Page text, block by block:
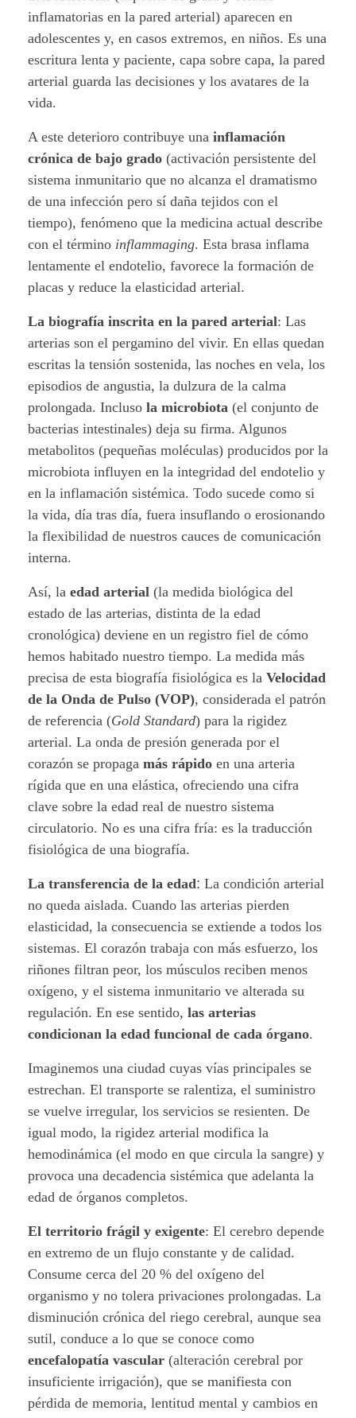
e
r
i
a
s
inflamatorias en la pared arterial) aparecen en
adolescentes y, en casos extremos, en niños. Es una
escritura lenta y paciente, capa sobre capa, la pared
arterial guarda las decisiones y los avatares de la
vida.
A este deterioro contribuye una inflamación
crónica de bajo grado (activación persistente del
sistema inmunitario que no alcanza el dramatismo
de una infección pero sí daña tejidos con el
tiempo), fenómeno que la medicina actual describe
con el término inflammaging. Esta brasa inflama
lentamente el endotelio, favorece la formación de
placas y reduce la elasticidad arterial.
La biografía inscrita en la pared arterial: Las
arterias son el pergamino del vivir. En ellas quedan
escritas la tensión sostenida, las noches en vela, los
episodios de angustia, la dulzura de la calma
prolongada. Incluso la microbiota (el conjunto de
bacterias intestinales) deja su firma. Algunos
metabolitos (pequeñas moléculas) producidos por la
microbiota influyen en la integridad del endotelio y
en la inflamación sistémica. Todo sucede como si
la vida, día tras día, fuera insuflando o erosionando
la flexibilidad de nuestros cauces de comunicación
interna.
Así, la edad arterial (la medida biológica del
estado de las arterias, distinta de la edad
cronológica) deviene en un registro fiel de cómo
hemos habitado nuestro tiempo. La medida más
precisa de esta biografía fisiológica es la Velocidad
de la Onda de Pulso (VOP), considerada el patrón
de referencia (Gold Standard) para la rigidez
arterial. La onda de presión generada por el
corazón se propaga más rápido en una arteria
rígida que en una elástica, ofreciendo una cifra
clave sobre la edad real de nuestro sistema
circulatorio. No es una cifra fría: es la traducción
fisiológica de una biografía.
La transferencia de la edad: La condición arterial
no queda aislada. Cuando las arterias pierden
elasticidad, la consecuencia se extiende a todos los
sistemas. El corazón trabaja con más esfuerzo, los
riñones filtran peor, los músculos reciben menos
oxígeno, y el sistema inmunitario ve alterada su
regulación. En ese sentido, las arterias
condicionan la edad funcional de cada órgano.
Imaginemos una ciudad cuyas vías principales se
estrechan. El transporte se ralentiza, el suministro
se vuelve irregular, los servicios se resienten. De
igual modo, la rigidez arterial modifica la
hemodinámica (el modo en que circula la sangre) y
provoca una decadencia sistémica que adelanta la
edad de órganos completos.
El territorio frágil y exigente: El cerebro depende
en extremo de un flujo constante y de calidad.
Consume cerca del 20 % del oxígeno del
organismo y no tolera privaciones prolongadas. La
disminución crónica del riego cerebral, aunque sea
sutil, conduce a lo que se conoce como
encefalopatía vascular (alteración cerebral por
insuficiente irrigación), que se manifiesta con
pérdida de memoria, lentitud mental y cambios en